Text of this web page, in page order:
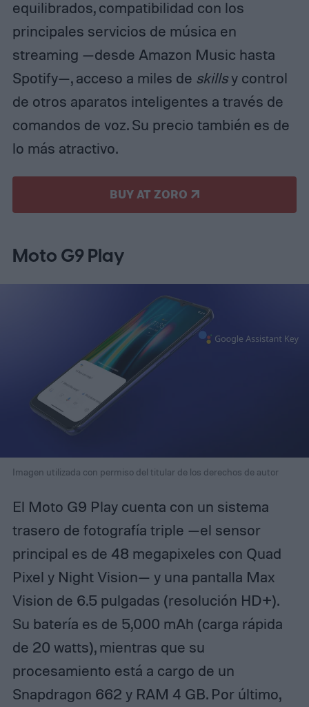
equilibrados, compatibilidad con los
principales servicios de música en
streaming —desde Amazon Music hasta
Spotify—, acceso a miles de skillsy control
de otros aparatos inteligentes a través de
comandos de voz. Su precio también es de
lo más atractivo.
BUY AT ZORO
Moto G9 Play
Imagen utilizada con permiso del titular de los derechos de autor
El Moto G9 Play cuenta con un sistema
trasero de fotografía triple —el sensor
principal es de 48 megapixeles con Quad
Pixel y Night Vision— y una pantalla Max
Vision de 6.5 pulgadas (resolución HD+).
Su batería es de 5,000 mAh (carga rápida
de 20 watts), mientras que su
procesamiento está a cargo de un
Snapdragon 662 y RAM 4 GB. Por último,